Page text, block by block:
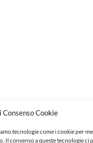
Consenso Cookie
tecnologie come i cookie per
Il consenso a queste tecnologie ci